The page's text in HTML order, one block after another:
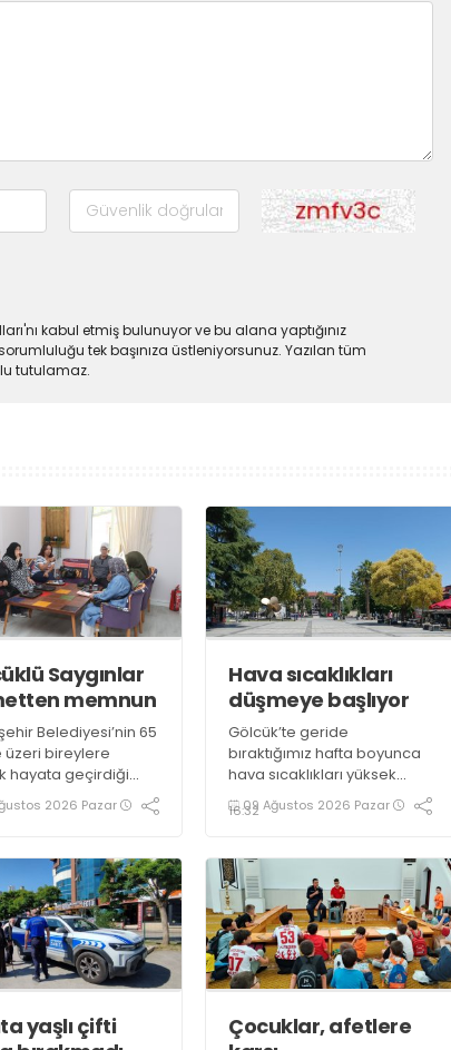
kabul etmiş bulunuyor ve bu alana yaptığınız
tek başınıza üstleniyorsunuz. Yazılan tüm
tutulamaz.
Saygınlar
memnun
Belediyesi’nin 65
üzeri bireylere
hayata geçirdiği
Kulübü”, İzmit’in
Gölcük’te hizmete
ifade etti
2026 Pazar
Hava sıcaklıkları
düşmeye başlıyor
Gölcük’te geride
bıraktığımız hafta boyunca
hava sıcaklıkları yüksek
seviyelerde seyretmiş,
güneşli hava özellikle öğle
zor anlar yaşatmıştı. Yeni
haftada sıcaklıkların bir
miktar düşmesi beklenirken
parçalı bulutlu ve güneşli
hava ihtimali öne çıkıyor
09 Ağustos 2026 Pazar
16:32
yaşlı çifti
Çocuklar, afetlere